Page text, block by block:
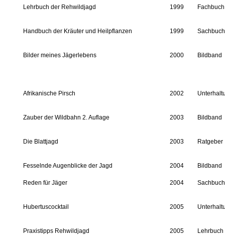
Lehrbuch der Rehwildjagd 1999 Fachbuch
Handbuch der Kräuter und Heilpflanzen 1999 Sachbuch
Bilder meines Jägerlebens 2000 Bildband
Afrikanische Pirsch 2002
Zauber der Wildbahn 2. Auflage 2003 Bildband
Die Blattjagd 2003 Ratgeber
Fesselnde Augenblicke der Jagd 2004 Bildband
Reden für Jäger 2004 Sachbuch
Hubertuscocktail 2005
Praxistipps Rehwildjagd 2005 Lehrbuch